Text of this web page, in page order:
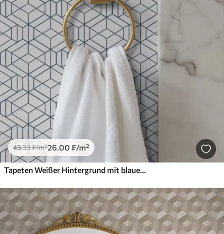
43.33₣/m²26.00 ₣/m²
Tapeten Weißer Hintergrund mit blauen dreidimensionalen geometrischen Würfeln